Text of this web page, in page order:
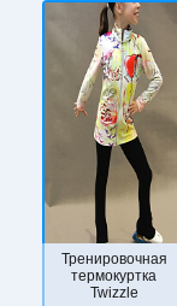
Тренировочная
термокуртка
Twizzle